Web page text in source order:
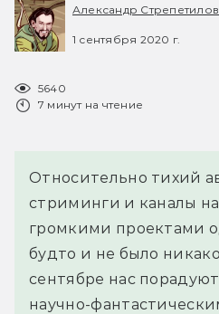
Александр Стрепетилов
1 сентября 2020 г.
5640
7 минут на чтение
Относительно тихий
стриминги и каналы
громкими проектами
будто и не было
сентябре нас
научно-